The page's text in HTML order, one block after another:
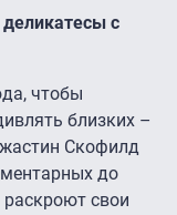
с
чтобы
близких –
Скофилд
до
свои